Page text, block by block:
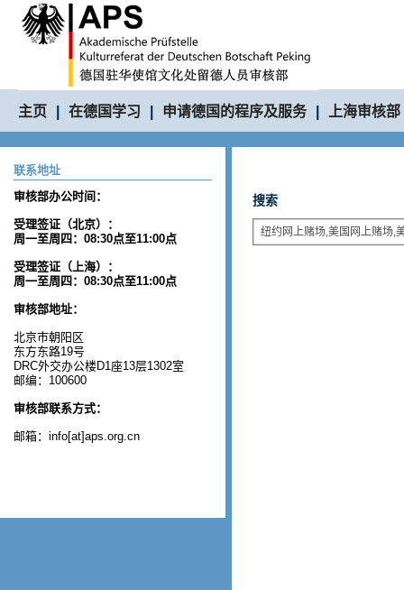
主页 在德国学习 申请德国的程序及服务 上海审核部
联系地址
审核部办公时间：
受理签证（北京）：
周一至周四：08:30点至11:00点
受理签证（上海）：
周一至周四：08:30点至11:00点
审核部地址：
北京市朝阳区
东方东路19号
DRC外交办公楼D1座13层1302室
邮编：100600
审核部联系方式：
邮箱：info[at]aps.org.cn
搜索